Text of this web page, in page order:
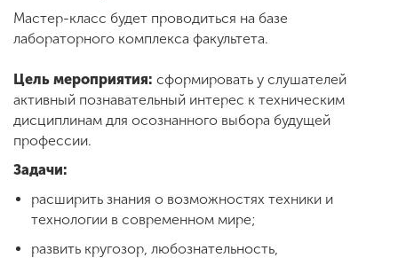
Сведения об
образовательной
организации
ENG SPN CHI
Приемная
комиссия
Мастер-класс будет проводиться на базе
лабораторного комплекса факультета.
Цель мероприятия: сформировать у слушателей
активный познавательный интерес к техническим
дисциплинам для осознанного выбора будущей
профессии.
Задачи:
расширить знания о возможностях техники и
технологии в современном мире;
развить кругозор, любознательность,